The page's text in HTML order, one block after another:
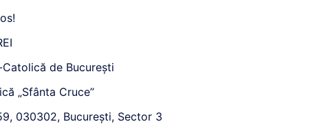
de București
„Sfânta Cruce”
030302, București, Sector 3